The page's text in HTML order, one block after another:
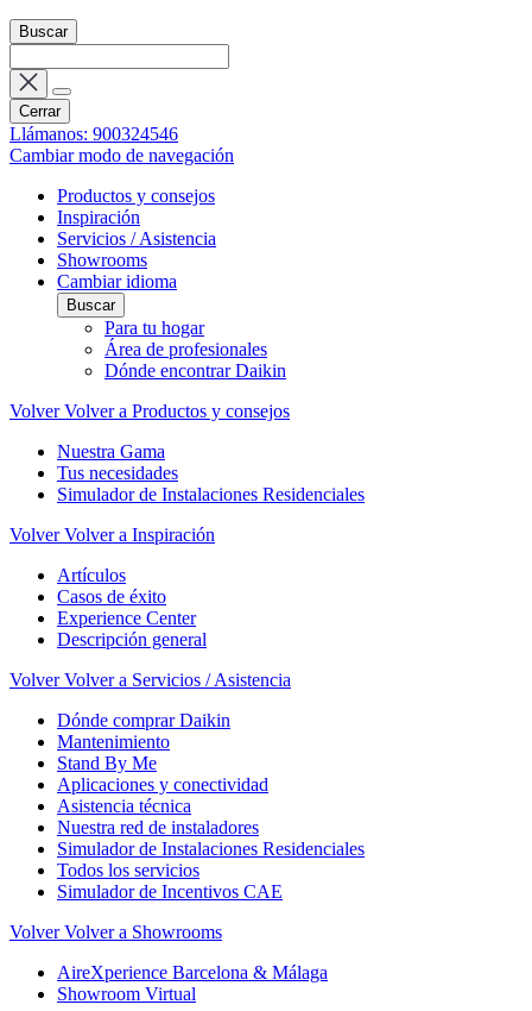
Buscar
Cerrar
Llámanos: 900324546
Cambiar modo de navegación
Productos y consejos
Inspiración
Servicios / Asistencia
Showrooms
Cambiar idioma
Buscar
Para tu hogar
Área de profesionales
Dónde encontrar Daikin
Volver Volver a Productos y consejos
Nuestra Gama
Tus necesidades
Simulador de Instalaciones Residenciales
Volver Volver a Inspiración
Artículos
Casos de éxito
Experience Center
Descripción general
Volver Volver a Servicios / Asistencia
Dónde comprar Daikin
Mantenimiento
Stand By Me
Aplicaciones y conectividad
Asistencia técnica
Nuestra red de instaladores
Simulador de Instalaciones Residenciales
Todos los servicios
Simulador de Incentivos CAE
Volver Volver a Showrooms
AireXperience Barcelona & Málaga
Showroom Virtual